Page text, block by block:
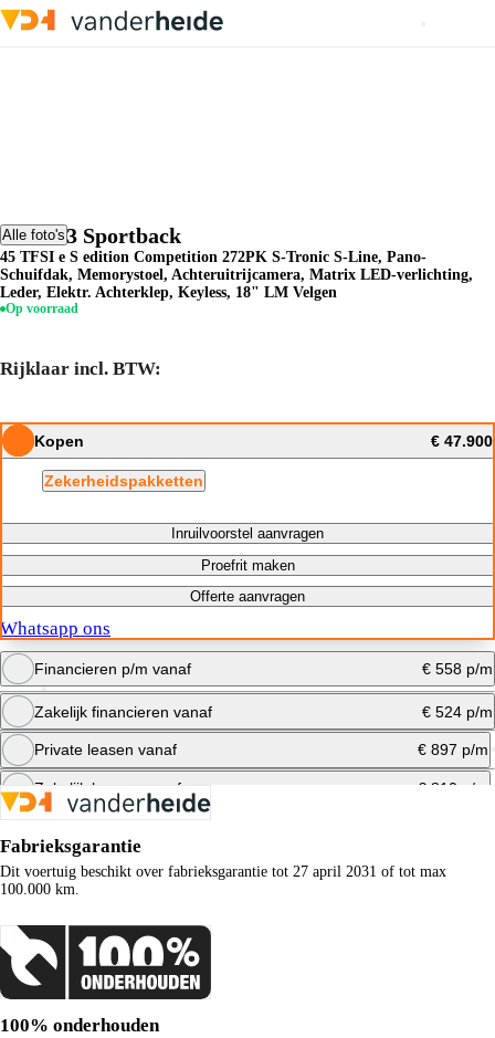
Alle foto's
Audi A3 Sportback
45 TFSI e S edition Competition 272PK S-Tronic S-Line, Pano-
Schuifdak, Memorystoel, Achteruitrijcamera, Matrix LED-verlichting,
Leder, Elektr. Achterklep, Keyless, 18" LM Velgen
Op voorraad
Rijklaar incl. BTW:
Kopen € 47.900
Zekerheidspakketten
Inruilvoorstel aanvragen
Proefrit maken
Offerte aanvragen
Whatsapp ons
Financieren p/m vanaf € 558 p/m
Bereken maandbedrag
Zakelijk financieren vanaf € 524 p/m
Bereken maandbedrag
Private leasen vanaf € 897 p/m
Bereken maandbedrag
Zakelijk leasen vanaf € 810 p/m
Fabrieksgarantie
Dit voertuig beschikt over fabrieksgarantie tot 27 april 2031 of tot max
100.000 km.
100% onderhouden